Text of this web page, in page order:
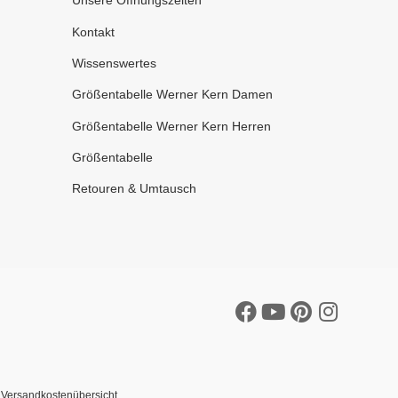
Kontakt
Wissenswertes
Größentabelle Werner Kern Damen
Größentabelle Werner Kern Herren
Größentabelle
Retouren & Umtausch
Versandkostenübersicht